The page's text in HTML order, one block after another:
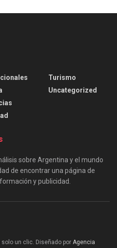
Turismo
Uncategorized
sobre Argentina y el mundo
de encontrar una página de
y publicidad.
solo un clic. Diseñado por Agencia